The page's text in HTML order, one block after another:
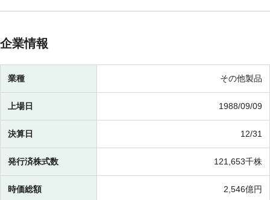
企業情報
業種 その他製品
上場日 1988/09/09
決算日 12/31
発行済株式数 121,653千株
時価総額 2,546億円